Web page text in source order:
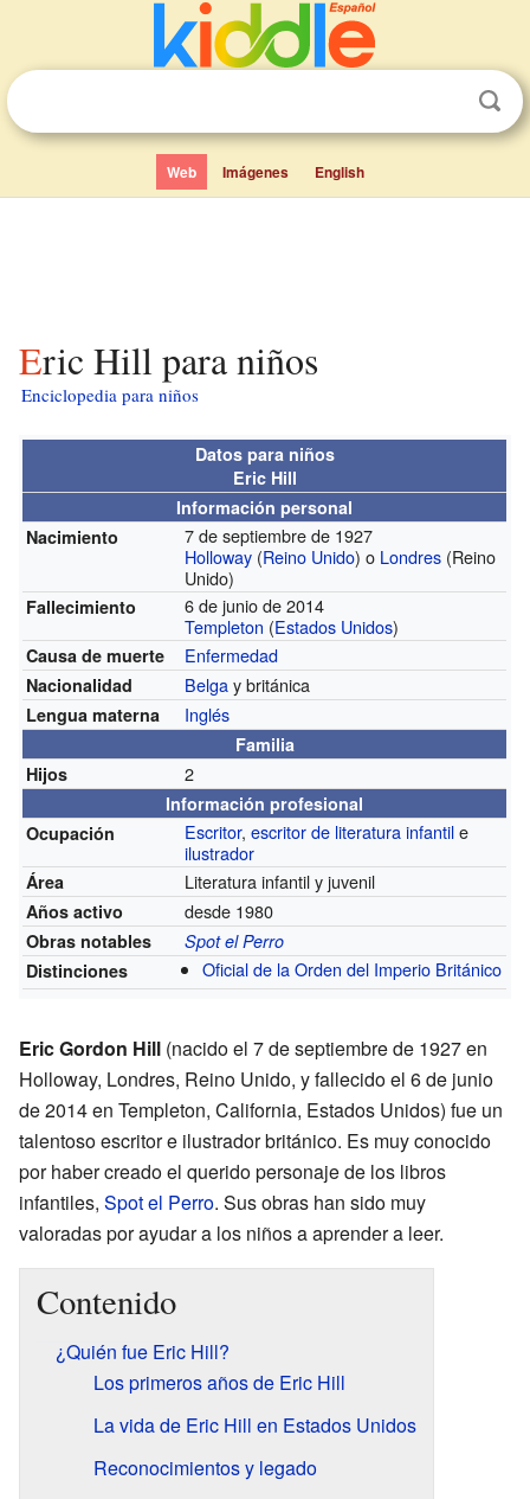
Web Imágenes English
Eric Hill para niños
Enciclopedia para niños
Datos para niños
Eric Hill
Información personal
Nacimiento
7 de septiembre de 1927
Holloway (Reino Unido) o Londres (Reino
Unido)
Fallecimiento
6 de junio de 2014
Templeton (Estados Unidos)
Causa de muerte Enfermedad
Nacionalidad Belgay británica
Lengua materna Inglés
Familia
Hijos
2
Información profesional
Ocupación
Escritor,escritor de literatura infantile
ilustrador
Área Literatura infantil y juvenil
Años activo desde 1980
Obras notables
Spot el Perro
Distinciones
Oficial de la Orden del Imperio Británico
Eric Gordon Hill (nacido el 7 de septiembre de 1927 en
Holloway, Londres, Reino Unido, y fallecido el 6 de junio
de 2014 en Templeton, California, Estados Unidos) fue un
talentoso escritor e ilustrador británico. Es muy conocido
por haber creado el querido personaje de los libros
infantiles, Spot el Perro. Sus obras han sido muy
valoradas por ayudar a los niños a aprender a leer.
Contenido
¿Quién fue Eric Hill?
Los primeros años de Eric Hill
La vida de Eric Hill en Estados Unidos
Reconocimientos y legado